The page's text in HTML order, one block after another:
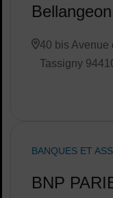
Bellangeon
40 bis Avenue
Tassigny
BANQUES ET
BNP